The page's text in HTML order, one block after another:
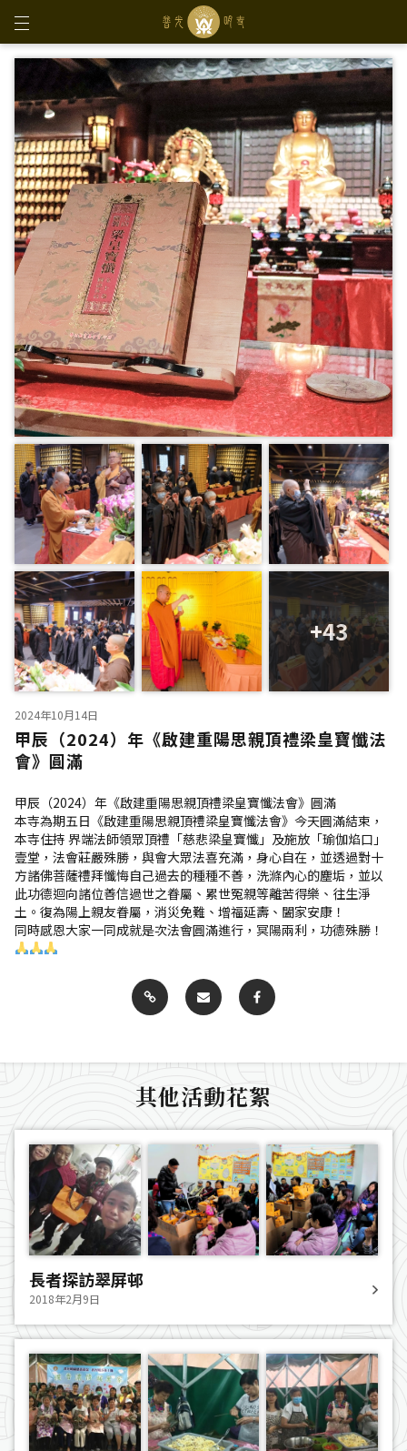
+43
2024年10月14日
甲辰（2024）年《啟建重陽思親頂禮梁皇寶懺法
會》圓滿
甲辰（2024）年《啟建重陽思親頂禮梁皇寶懺法會》圓滿
本寺為期五日《啟建重陽思親頂禮梁皇寶懺法會》今天圓滿結束，
本寺住持 界端法師領眾頂禮「慈悲梁皇寶懺」及施放「瑜伽焰口」
壹堂，法會莊嚴殊勝，與會大眾法喜充滿，身心自在，並透過對十
方諸佛菩薩禮拜懺悔自己過去的種種不善，洗滌內心的塵垢，並以
此功德迴向諸位善信過世之眷屬、累世冤親等離苦得樂、往生淨
土。復為陽上親友眷屬，消災免難、增福延壽、闔家安康！
同時感恩大家一同成就是次法會圓滿進行，冥陽兩利，功德殊勝！
其他活動花絮
長者探訪翠屏邨
2018年2月9日